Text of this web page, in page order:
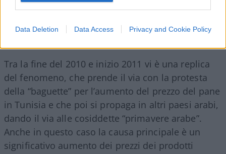
Data Deletion Data Access Privacy and Cookie Policy
Filippine, Bangladesh, Camerun, Haiti e Costa
lasciato sul campo anche dei morti.
Tra la fine del 2010 e inizio 2011 vi è una replica
del fenomeno, che prende il via con la protesta
della “baguette” per l’aumento del prezzo del pane
in Tunisia e che poi si propaga in altri paesi arabi,
dando il via alle cosiddette “primavere arabe”.
Anche in questo caso la causa principale è un
significativo aumento dei prezzi dei prodotti